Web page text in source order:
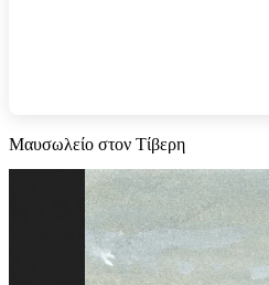
Μαυσωλείο στον Τίβερη